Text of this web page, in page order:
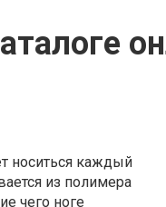
носиться каждый
из полимера
чего ноге